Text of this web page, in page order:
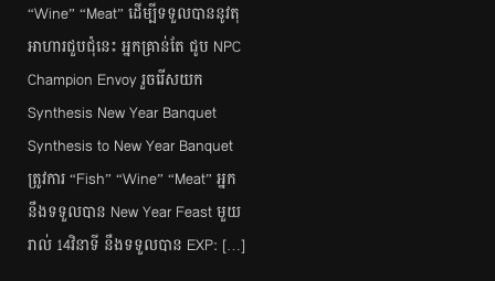
“Wine” “Meat” ដើម្បីទទួលបាននូវតុ
អាហារជួបជុំនេះ អ្នកគ្រាន់តែ ជូប​ NPC
Champion Envoy រួចរើសយក
Synthesis New Year Banquet
Synthesis to New Year Banquet
ត្រូវការ “Fish” “Wine” “Meat” អ្នក
នឹងទទួលបាន New Year Feast មួយ
រាល់ 14វិនាទី នឹងទទួលបាន EXP: […]